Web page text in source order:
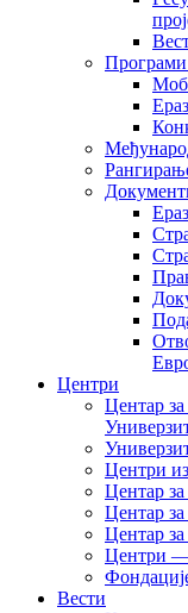
Центри
Центар
Центри
Центар за
Центар за
Центар за
Центри —
Вести